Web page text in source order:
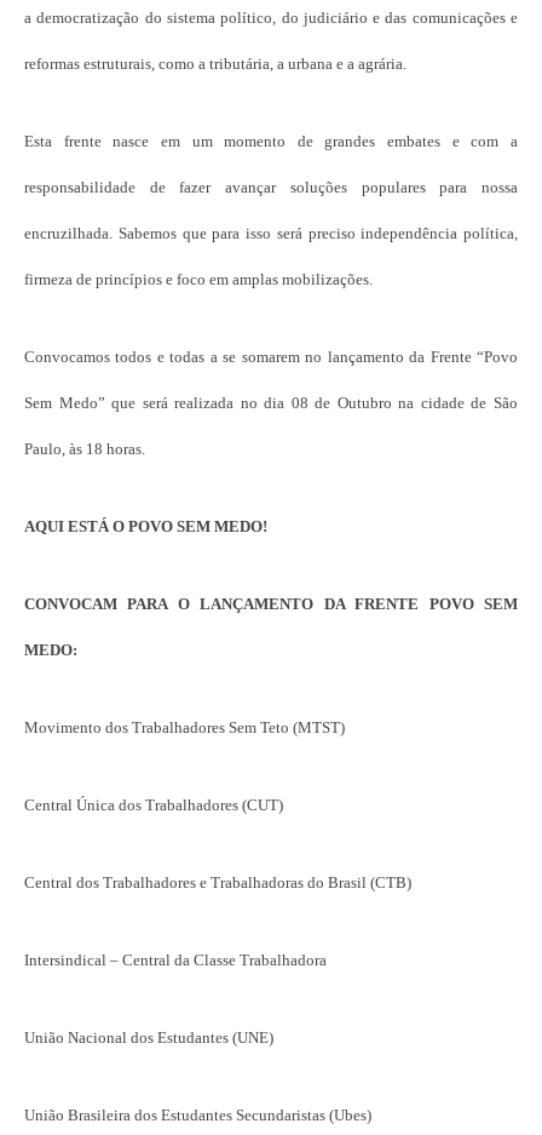
a democratização do sistema político, do judiciário e das comunicações e
reformas estruturais, como a tributária, a urbana e a agrária.
Esta frente nasce em um momento de grandes embates e com a
responsabilidade de fazer avançar soluções populares para nossa
encruzilhada. Sabemos que para isso será preciso independência política,
firmeza de princípios e foco em amplas mobilizações.
Convocamos todos e todas a se somarem no lançamento da Frente “Povo
Sem Medo” que será realizada no dia 08 de Outubro na cidade de São
Paulo, às 18 horas.
AQUI ESTÁ O POVO SEM MEDO!
CONVOCAM PARA O LANÇAMENTO DA FRENTE POVO SEM
MEDO:
Movimento dos Trabalhadores Sem Teto (MTST)
Central Única dos Trabalhadores (CUT)
Central dos Trabalhadores e Trabalhadoras do Brasil (CTB)
Intersindical – Central da Classe Trabalhadora
União Nacional dos Estudantes (UNE)
União Brasileira dos Estudantes Secundaristas (Ubes)